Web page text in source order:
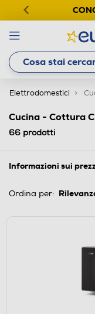
Elettrodomestici
Cucina - Cottura
66 prodotti
Informazioni sui
Ordina per: